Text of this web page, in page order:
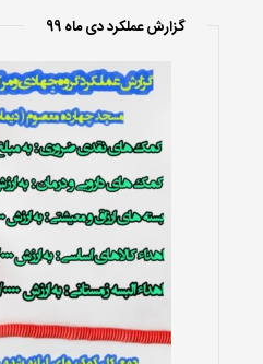
گزارش عملکرد دی ماه 99